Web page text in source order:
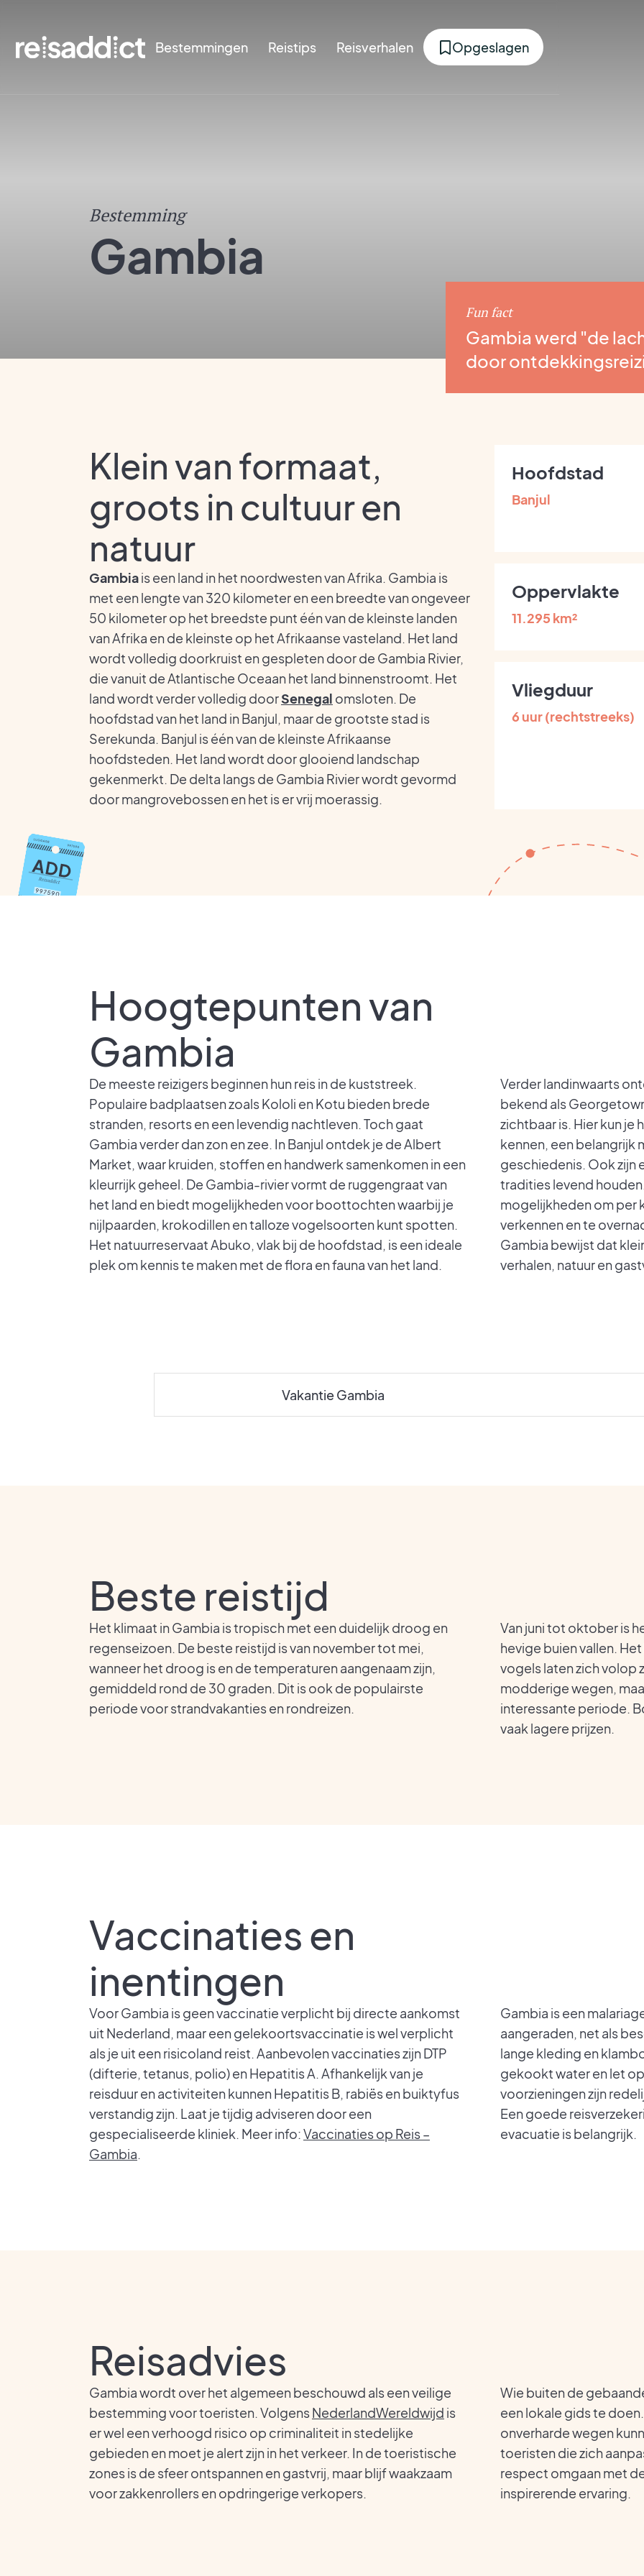
Bestemmingen Reistips Reisverhalen Opgeslagen
Bestemming
Gambia
Fun fact
Gambia werd "de
door
Klein van formaat,
groots in cultuur en
natuur
Gambiais een land in het noordwesten van Afrika. Gambia is
met een lengte van 320 kilometer en een breedte van ongeveer
50 kilometer op het breedste punt één van de kleinste landen
van Afrika en de kleinste op het Afrikaanse vasteland. Het land
wordt volledig doorkruist en gespleten door de Gambia Rivier,
die vanuit de Atlantische Oceaan het land binnenstroomt. Het
land wordt verder volledig doorSenegal omsloten. De
hoofdstad van het land in Banjul, maar de grootste stad is
Serekunda. Banjul is één van de kleinste Afrikaanse
hoofdsteden. Het land wordt door glooiend landschap
gekenmerkt. De delta langs de Gambia Rivier wordt gevormd
door mangrovebossen en het is er vrij moerassig.
Hoofdstad
Banjul
Oppervlakte
11.295 km²
Vliegduur
6 uur (rechtstreeks)
Hoogtepunten van
Gambia
De meeste reizigers beginnen hun reis in de kuststreek.
Populaire badplaatsen zoals Kololi en Kotu bieden brede
stranden, resorts en een levendig nachtleven. Toch gaat
Gambia verder dan zon en zee. In Banjul ontdek je de Albert
Market, waar kruiden, stoffen en handwerk samenkomen in een
kleurrijk geheel. De Gambia-rivier vormt de ruggengraat van
het land en biedt mogelijkheden voor boottochten waarbij je
nijlpaarden, krokodillen en talloze vogelsoorten kunt spotten.
Het natuurreservaat Abuko, vlak bij de hoofdstad, is een ideale
plek om kennis te maken met de flora en fauna van het land.
Verder landinwaarts
bekend als
zichtbaar is. Hier kun je
kennen, een belangrijk
geschiedenis. Ook zijn
tradities levend
mogelijkheden om per
verkennen en te
Gambia bewijst dat
verhalen, natuur en
Vakantie Gambia
Beste reistijd
Het klimaat in Gambia is tropisch met een duidelijk droog en
regenseizoen. De beste reistijd is van november tot mei,
wanneer het droog is en de temperaturen aangenaam zijn,
gemiddeld rond de 30 graden. Dit is ook de populairste
periode voor strandvakanties en rondreizen.
Van juni tot oktober is
hevige buien vallen.
vogels laten zich volop
modderige wegen,
interessante periode.
vaak lagere prijzen.
Vaccinaties en
inentingen
Voor Gambia is geen vaccinatie verplicht bij directe aankomst
uit Nederland, maar een gelekoortsvaccinatie is wel verplicht
als je uit een risicoland reist. Aanbevolen vaccinaties zijn DTP
(difterie, tetanus, polio) en Hepatitis A. Afhankelijk van je
reisduur en activiteiten kunnen Hepatitis B, rabiës en buiktyfus
verstandig zijn. Laat je tijdig adviseren door een
gespecialiseerde kliniek. Meer info:Vaccinaties op Reis –
Gambia.
Gambia is een
aangeraden, net als
lange kleding en
gekookt water en let
voorzieningen zijn
Een goede
evacuatie is belangrijk.
Reisadvies
Gambia wordt over het algemeen beschouwd als een veilige
bestemming voor toeristen. VolgensNederlandWereldwijd is
er wel een verhoogd risico op criminaliteit in stedelijke
gebieden en moet je alert zijn in het verkeer. In de toeristische
zones is de sfeer ontspannen en gastvrij, maar blijf waakzaam
voor zakkenrollers en opdringerige verkopers.
Wie buiten de
een lokale gids te
onverharde wegen
toeristen die zich
respect omgaan met
inspirerende ervaring.